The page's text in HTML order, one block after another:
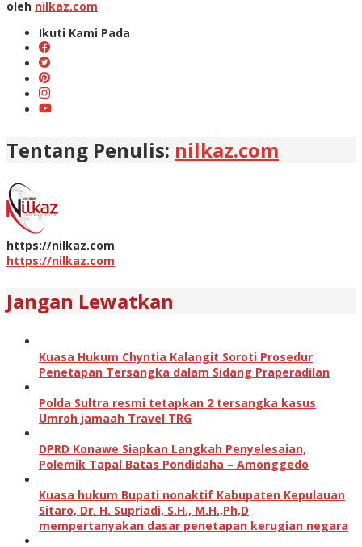
oleh nilkaz.com
Ikuti Kami Pada
Tentang Penulis: nilkaz.com
https://nilkaz.com
https://nilkaz.com
Jangan Lewatkan
Kuasa Hukum Chyntia Kalangit Soroti Prosedur
Penetapan Tersangka dalam Sidang Praperadilan
Polda Sultra resmi tetapkan 2 tersangka kasus
Umroh jamaah Travel TRG
DPRD Konawe Siapkan Langkah Penyelesaian,
Polemik Tapal Batas Pondidaha – Amonggedo
Kuasa hukum Bupati nonaktif Kabupaten Kepulauan
Sitaro, Dr. H. Supriadi, S.H., M.H.,Ph,D
mempertanyakan dasar penetapan kerugian negara